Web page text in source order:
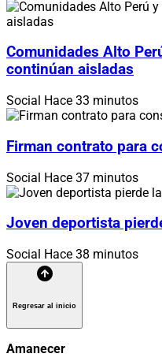
Comunidades Alto
continúan aisladas
Social Hace 33 minutos
Firman contrato para
Social Hace 37 minutos
Joven deportista
Social Hace 38 minutos
Regresar al inicio
Amanecer